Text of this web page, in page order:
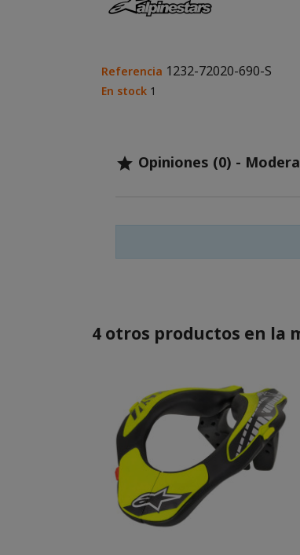
Referencia 1232-72020-690-S
En stock 1
 Opiniones (0) -
4 otros productos en la